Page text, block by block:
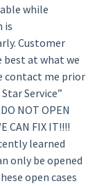
while
is
Customer
best at what we
contact me prior
Service”
NOT OPEN
CAN FIX IT!!!!
learned
only be opened
open cases